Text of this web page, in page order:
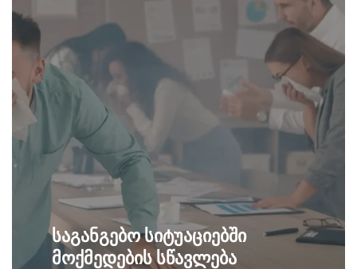
საგანგებო სიტუაციებში
მოქმედების სწავლება